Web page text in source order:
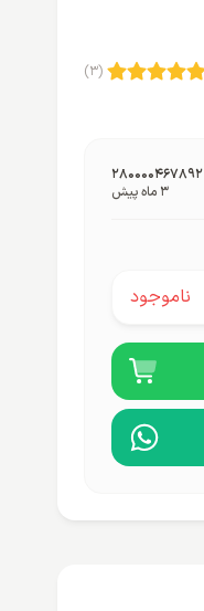
(3)
280000467892
3 ماه پیش
ناموجود